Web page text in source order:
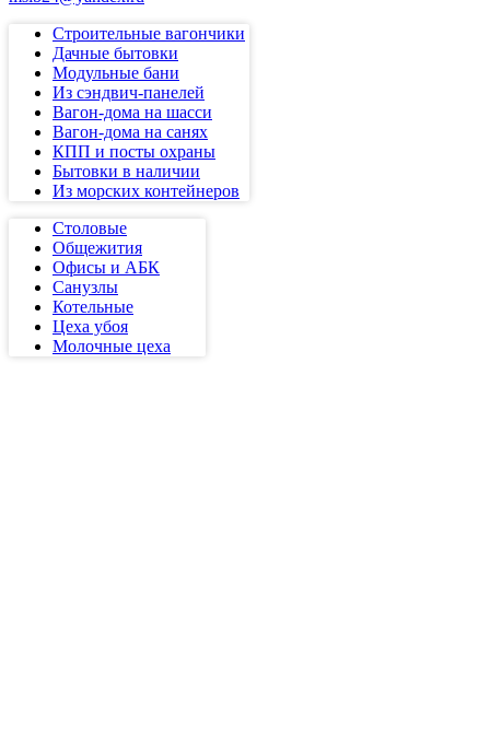
Строительные вагончики
Дачные бытовки
Модульные бани
Из сэндвич-панелей
Вагон-дома на шасси
Вагон-дома на санях
КПП и посты охраны
Бытовки в наличии
Из морских контейнеров
Столовые
Общежития
Офисы и АБК
Санузлы
Котельные
Цеха убоя
Молочные цеха